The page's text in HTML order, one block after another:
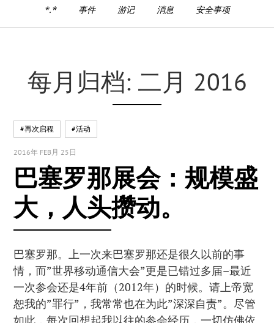
*.* 事件 游记 消息 安全事项
每月归档: 二月 2016
#再次启程 #活动
2016年 FEB月 25日
巴塞罗那展会：规模盛
大，人头攒动。
巴塞罗那。上一次来巴塞罗那还是很久以前的事
情，而”世界移动通信大会”更是已错过多届–最近
一次参会还是4年前（2012年）的时候。请上帝宽
恕我的”罪行”，我常常也在为此”深深自责”。尽管
如此，每次回想起我以往的参会经历，一切仿佛依